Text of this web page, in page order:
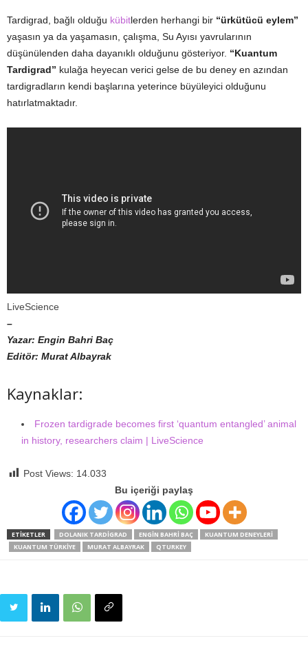
Tardigrad, bağlı olduğu kübitlerden herhangi bir “ürkütücü eylem”
yaşasın ya da yaşamasın, çalışma, Su Ayısı yavrularının
düşünülenden daha dayanıklı olduğunu gösteriyor. “Kuantum
Tardigrad” kulağa heyecan verici gelse de bu deney en azından
tardigradların kendi başlarına yeterince büyüleyici olduğunu
hatırlatmaktadır.
LiveScience
–
Yazar: Engin Bahri Baç
Editör: Murat Albayrak
Kaynaklar:
Frozen tardigrade becomes first ‘quantum entangled’ animal
in history, researchers claim | LiveScience
Post Views: 14.033
Bu içeriği paylaş
ETIKETLER DOLANIK TARDIGRAD ENGIN BAHRI BAÇ
KUANTUM DENEYLERI
KUANTUM TÜRKIYE
MURAT ALBAYRAK QTURKEY